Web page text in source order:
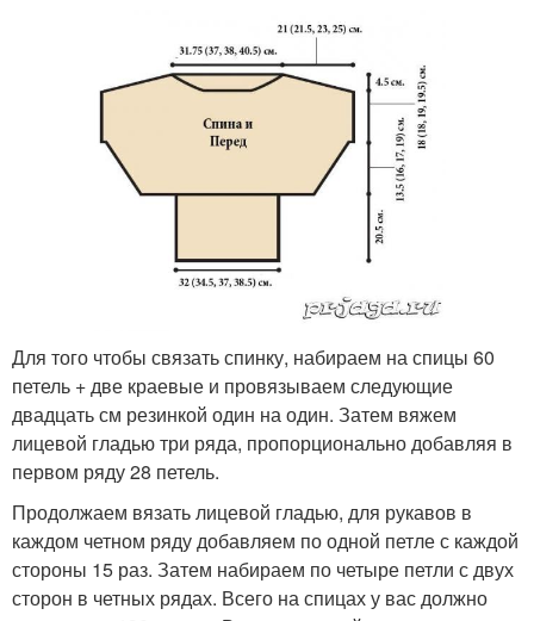
Для того чтобы связать спинку, набираем на спицы 60
петель + две краевые и провязываем следующие
двадцать см резинкой один на один. Затем вяжем
лицевой гладью три ряда, пропорционально добавляя в
первом ряду 28 петель.
Продолжаем вязать лицевой гладью, для рукавов в
каждом четном ряду добавляем по одной петле с каждой
стороны 15 раз. Затем набираем по четыре петли с двух
сторон в четных рядах. Всего на спицах у вас должно